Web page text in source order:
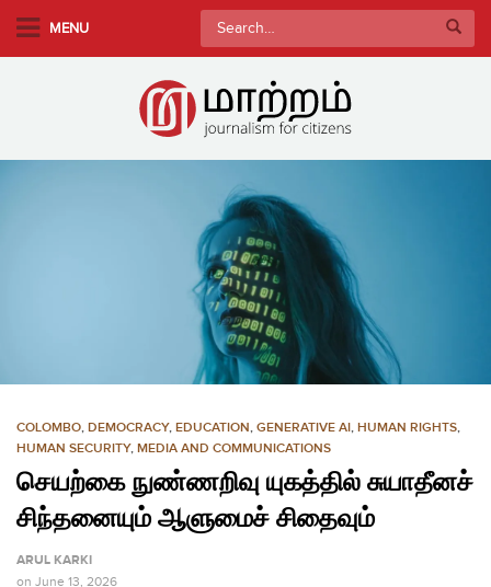
MENU
Search
for:
COLOMBO, DEMOCRACY, EDUCATION, GENERATIVE AI, HUMAN RIGHTS,
HUMAN SECURITY, MEDIA AND COMMUNICATIONS
செயற்கை நுண்ணறிவு யுகத்தில் சுயாதீனச்
சிந்தனையும் ஆளுமைச் சிதைவும்
ARUL KARKI
on June 13, 2026